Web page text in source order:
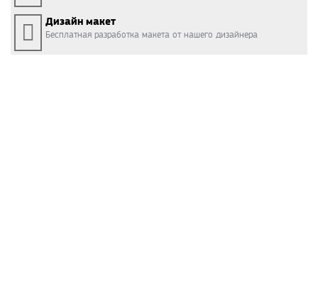
Дизайн макет
Бесплатная разработка макета от нашего дизайнера